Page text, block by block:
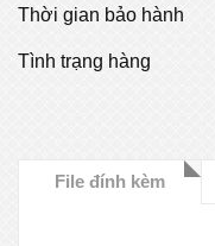
Thời gian bảo hành
Tình trạng hàng
File đính kèm